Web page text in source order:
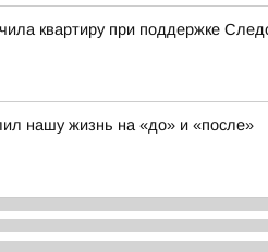
квартиру при поддержке
нашу жизнь на «до» и «после»